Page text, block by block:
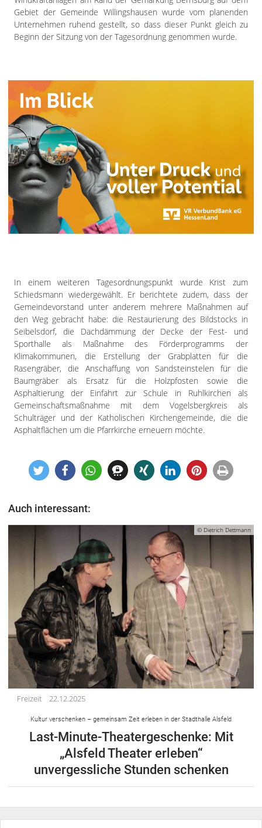
Gebiet der Gemeinde Willingshausen wurde vom planenden
Unternehmen ruhend gestellt, so dass dieser Punkt gleich zu
Beginn der Sitzung von der Tagesordnung genommen wurde.
In einem weiteren Tagesordnungspunkt wurde Krist zum
Schiedsmann wiedergewählt. Er berichtete zudem, dass der
Gemeindevorstand unter anderem mehrere Maßnahmen auf
den Weg gebracht habe: die Restaurierung des Bildstocks in
Seibelsdorf, die Dachdämmung der Decke der Fest- und
Sporthalle als Maßnahme des Förderprogramms der
Klimakommunen, die Erstellung der Grabplatten für die
Rasengräber, die Anschaffung von Sandsteinstelen für die
Baumgräber als Ersatz für die Holzpfosten sowie die
Asphaltierung der Einfahrt zur Schule in Ruhlkirchen als
Gemeinschaftsmaßnahme mit dem Vogelsbergkreis als
Schulträger und der Katholischen Kirchengemeinde, die die
Asphaltflächen um die Pfarrkirche erneuern möchte.
Auch interessant:
© Dietrich Dettmann
Freizeit 22.12.2025
Kultur verschenken – gemeinsam Zeit erleben in der Stadthalle Alsfeld
Last-Minute-Theatergeschenke: Mit
„Alsfeld Theater erleben“
unvergessliche Stunden schenken